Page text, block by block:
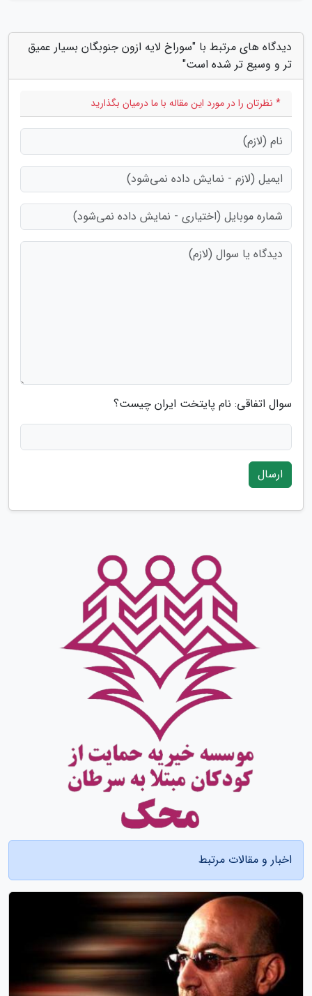
دیدگاه های مرتبط با "سوراخ لایه ازون جنوبگان بسیار عمیق
تر و وسیع تر شده است"
* نظرتان را در مورد این مقاله با ما درمیان بگذارید
سوال اتفاقی: نام پایتخت ایران چیست؟
ارسال
اخبار و مقالات مرتبط